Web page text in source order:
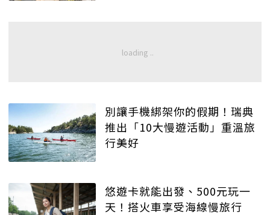
別讓手機綁架你的假期！瑞典
推出「10大慢遊活動」重溫旅
行美好
悠遊卡就能出發、500元玩一
天！搭火車享受海線慢旅行